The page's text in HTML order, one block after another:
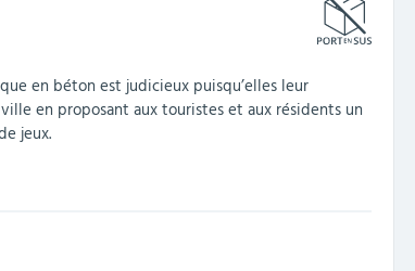
en béton est judicieux puisqu’elles leur
en proposant aux touristes et aux résidents un
jeux.